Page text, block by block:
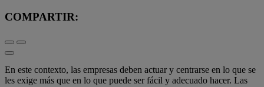
COMPARTIR:
En este contexto, las empresas deben actuar y centrarse en lo que se
les exige más que en lo que puede ser fácil y adecuado hacer. Las